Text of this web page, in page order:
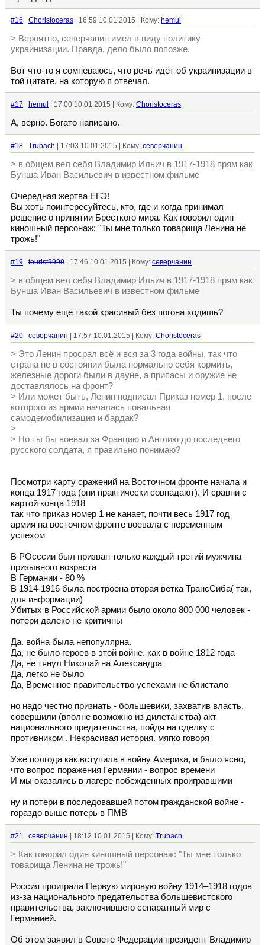
#16 Choristoceras | 16:59 10.01.2015 | Кому: hemul
> Вероятно, северчанин имел в виду политику
украинизации. Правда, дело было попозже.
Вот что-то я сомневаюсь, что речь идёт об украинизации в
той цитате, на которую я отвечал.
#17 hemul | 17:00 10.01.2015 | Кому: Choristoceras
А, верно. Богато написано.
#18 Trubach | 17:03 10.01.2015 | Кому: северчанин
> в общем вел себя Владимир Ильич в 1917-1918 прям как
Бунша Иван Васильевич в известном фильме
Очередная жертва ЕГЭ!
Вы хоть поинтересуйтесь, кто, где и когда принимал
решение о принятии Бресткого мира. Как говорил один
киношный персонаж: "Ты мне только товарища Ленина не
трожь!"
#19 tourist9999 | 17:46 10.01.2015 | Кому: северчанин
> в общем вел себя Владимир Ильич в 1917-1918 прям как
Бунша Иван Васильевич в известном фильме
Ты почему еще такой красивый без погона ходишь?
#20 северчанин | 17:57 10.01.2015 | Кому: Choristoceras
> Это Ленин просрал всё и вся за 3 года войны, так что
страна не в состоянии была нормально себя кормить,
железные дороги были в дауне, а припасы и оружие не
доставлялось на фронт?
> Или может быть, Ленин подписал Приказ номер 1, после
которого из армии началась повальная
самодемобилизация и бардак?
>
> Но ты бы воевал за Францию и Англию до последнего
русского солдата, я правильно понимаю?
Посмотри карту сражений на Восточном фронте начала и
конца 1917 года (они практически совпадают). И сравни с
картой конца 1918
так что приказ номер 1 не канает, почти весь 1917 год
армия на восточном фронте воевала с переменным
успехом
В РОсссии был призван только каждый третий мужчина
призывного возраста
В Германии - 80 %
В 1914-1916 была построена вторая ветка ТрансСиба( так,
для информации)
Убитых в Российской армии было около 800 000 человек -
потери далеко не критичны
Да. война была непопулярна.
Да, не было героев в этой войне. как в войне 1812 года
Да, не тянул Николай на Александра
Да, легко не было
Да, Временное правительство успехами не блистало
но надо честно признать - большевики, захватив власть,
совершили (вполне возможно из дилетанства) акт
национального предательства, пойдя на сделку с
противником . Некрасивая история. мягко говоря
Уже полгода как вступила в войну Америка, и было ясно,
что вопрос поражения Германии - вопрос времени
И мы оказались в лагере побежденных проигравшими
ну и потери в последовавшей потом гражданской войне -
гораздо выше потерь в ПМВ
#21 северчанин | 18:12 10.01.2015 | Кому: Trubach
> Как говорил один киношный персонаж: "Ты мне только
товарища Ленина не трожь!"
Россия проиграла Первую мировую войну 1914–1918 годов
из-за национального предательства большевистского
правительства, заключившего сепаратный мир с
Германией.
Об этом заявил в Совете Федерации президент Владимир